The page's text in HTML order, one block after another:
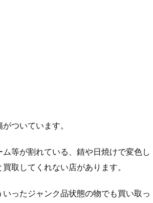
ついています。
等が割れている、錆や日焼けで変色し
取してくれない店があります。
ったジャンク品状態の物でも買い取っ